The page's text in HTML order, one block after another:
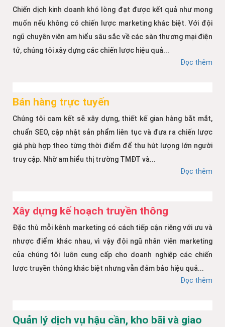
Chiến dịch kinh doanh khó lòng đạt được kết quả như mong
muốn nếu không có chiến lược marketing khác biệt. Với đội
ngũ chuyên viên am hiểu sâu sắc về các sàn thương mại điện
tử, chúng tôi xây dựng các chiến lược hiệu quả...
Đọc thêm
Bán hàng trực tuyến
Chúng tôi cam kết sẽ xây dựng, thiết kế gian hàng bắt mắt,
chuẩn SEO, cập nhật sản phẩm liên tục và đưa ra chiến lược
giá phù hợp theo từng thời điểm để thu hút lượng lớn người
truy cập. Nhờ am hiểu thị trường TMĐT và...
Đọc thêm
Xây dựng kế hoạch truyền thông
Đặc thù mỗi kênh marketing có cách tiếp cận riêng với ưu và
nhược điểm khác nhau, vì vậy đội ngũ nhân viên marketing
của chúng tôi luôn cung cấp cho doanh nghiệp các chiến
lược truyền thông khác biệt nhưng vẫn đảm bảo hiệu quả...
Đọc thêm
Quản lý dịch vụ hậu cần, kho bãi và giao